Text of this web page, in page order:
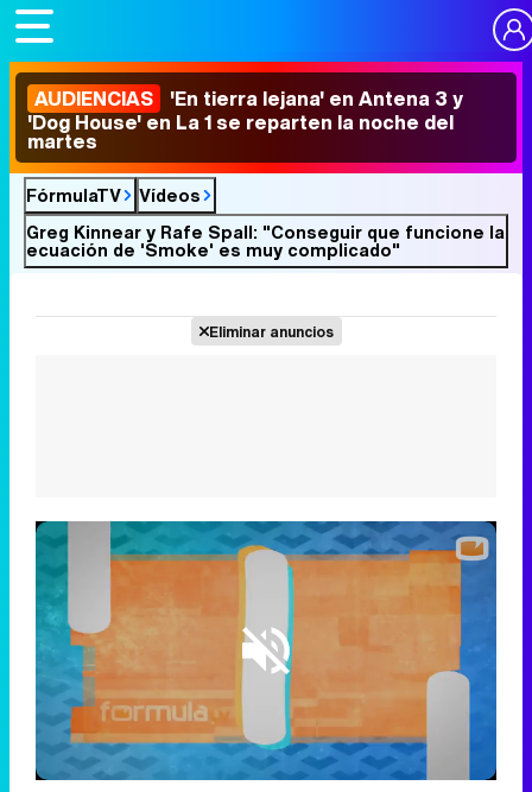
AUDIENCIAS 'En tierra lejana' en Antena 3 y
'Dog House' en La 1 se reparten la noche del
martes
FórmulaTV
Vídeos
Greg Kinnear y Rafe Spall: "Conseguir que funcione la
ecuación de 'Smoke' es muy complicado"
Eliminar anuncios
Unmute /
Loaded:
9.52%